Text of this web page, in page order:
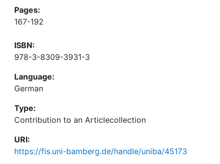
Pages:
167-192
ISBN:
978-3-8309-3931-3
Language:
German
Type:
Contribution to an Articlecollection
URI:
https://fis.uni-bamberg.de/handle/uniba/45173